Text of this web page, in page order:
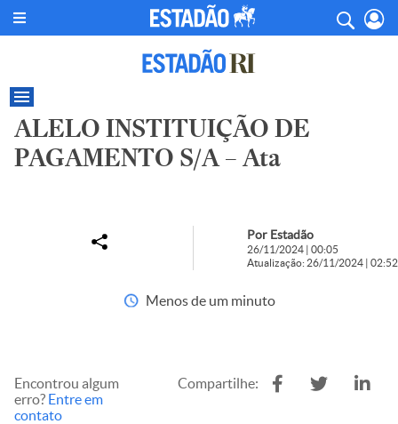
ALELO INSTITUIÇÃO DE
PAGAMENTO S/A – Ata
Por Estadão
26/11/2024 | 00:05
Atualização: 26/11/2024 | 02:52
Menos de um minuto
Encontrou algum
erro? Entre em
contato
Compartilhe: